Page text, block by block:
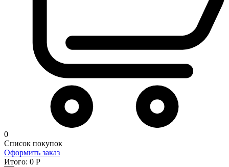
0
Список покупок
Оформить заказ
Итого: 0 Р